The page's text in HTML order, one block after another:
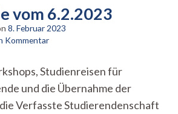
vom 6.2.2023
8. Februar 2023
Kommentarzu
vom
6.2.2023
Studienreisen für
und die Übernahme der
Verfasste Studierendenschaft